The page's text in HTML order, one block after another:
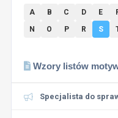
A B C D E
N
O P R S
Wzory listów
Specjalista do